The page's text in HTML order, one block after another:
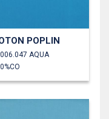
POPLIN
AQUA